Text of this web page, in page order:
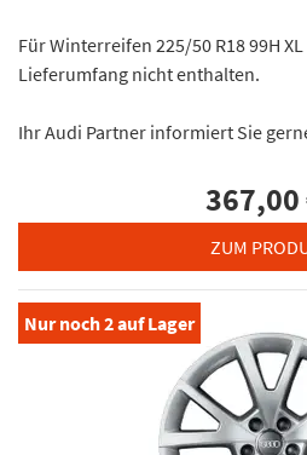
Für Winterreifen 225/50 R18 99H
Lieferumfang nicht enthalten.
Ihr Audi Partner informiert Sie
367,00
ZUM
Nur noch2auf Lager